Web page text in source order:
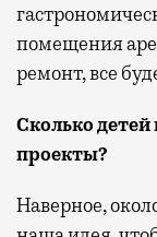
помещения
ремонт, все
Сколько
проекты?
Наверное,